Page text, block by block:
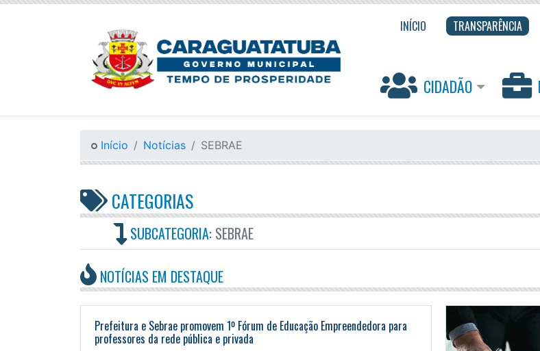
INÍCIO TRANSPARÊNCIA
CIDADÃO
Início Notícias SEBRAE
CATEGORIAS
SUBCATEGORIA: SEBRAE
NOTÍCIAS EM DESTAQUE
Prefeitura e Sebrae promovem 1º Fórum de Educação Empreendedora para
professores da rede pública e privada